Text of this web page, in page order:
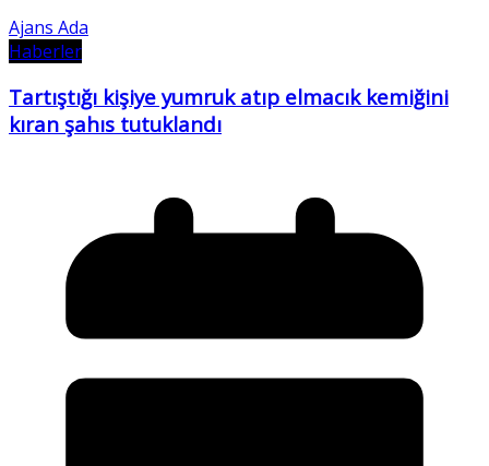
Ajans Ada
Haberler
Tartıştığı kişiye yumruk atıp elmacık kemiğini
kıran şahıs tutuklandı